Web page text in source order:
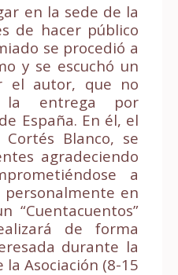
en la sede de la
de hacer público
se procedió a
y se escuchó un
el autor, que no
entrega por
España. En él, el
Blanco, se
agradeciendo
a
en
“Cuentacuentos”
de forma
durante la
Asociación (8-15